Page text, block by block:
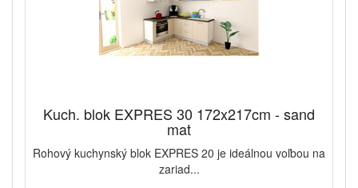
Kuch. blok EXPRES 30 172x217cm - sand
mat
Rohový kuchynský blok EXPRES 20 je ideálnou voľbou na
zariad...